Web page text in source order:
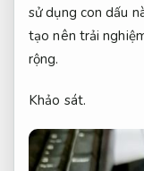
sử dụng con dấu
tạo nên trải
rộng.
Khảo sát.